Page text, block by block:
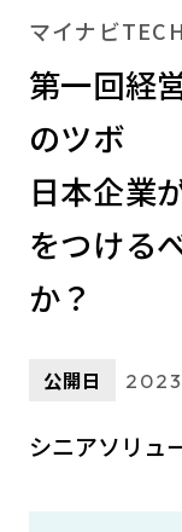
マイナビ
第一回経
のツボ
日本企業
をつける
か？
公開日
シニアソリュ